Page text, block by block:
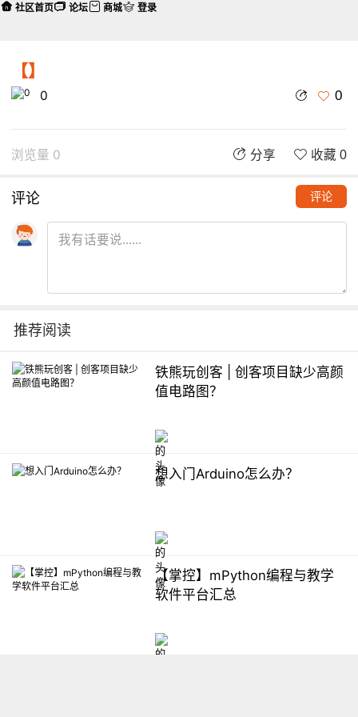
【】
0 0
浏览量 0 分享 收藏 0
评论 评论
推荐阅读
铁熊玩创客 | 创客项目缺少高颜
值电路图？
想入门Arduino怎么办？
【掌控】mPython编程与教学
软件平台汇总
社区首页 论坛 商城 登录